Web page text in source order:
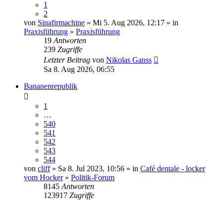
1
2
von Sinafirmachine » Mi 5. Aug 2026, 12:17 » in
Praxisführung » Praxisführung
19 Antworten
239 Zugriffe
Letzter Beitrag von Nikolas Ganss
Sa 8. Aug 2026, 06:55
Bananenrepublik
1
…
540
541
542
543
544
von cliff» Sa 8. Jul 2023, 10:56 » in Café dentale - locker
vom Hocker» Politik-Forum
8145 Antworten
123917 Zugriffe